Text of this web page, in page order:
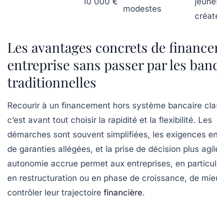
modestes
Les avantages concrets de
entreprise sans passer par les
traditionnelles
Recourir à un financement hors système bancaire
c’est avant tout choisir la rapidité et la flexibilité. Les
démarches sont souvent simplifiées, les exigences
de garanties allégées, et la prise de décision plus
autonomie accrue permet aux entreprises, en
en restructuration ou en phase de croissance, de
contrôler leur trajectoire financière.